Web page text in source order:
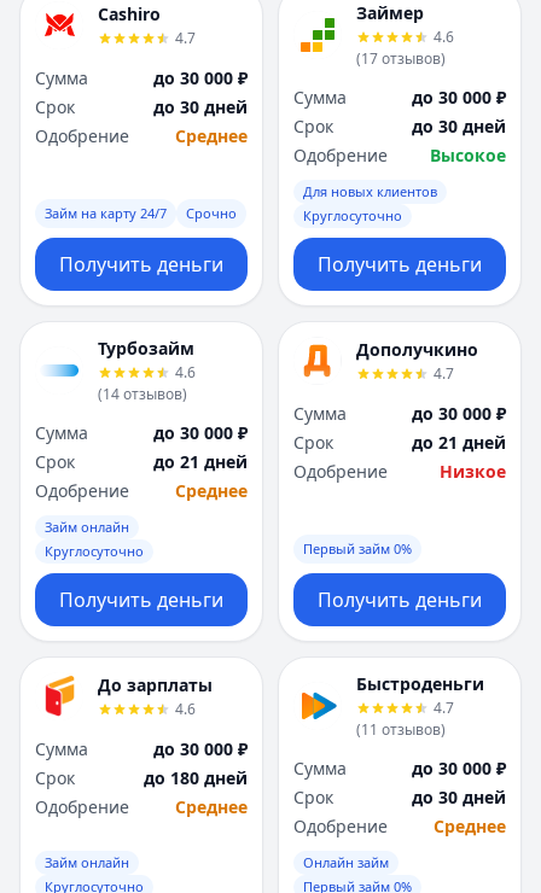
Cashiro
4.7
Сумма
до 30 000 ₽
Срок
до 30 дней
Одобрение
Среднее
Займ на карту 24/7 Срочно
Получить деньги
Займер
4.6
(17отзывов)
Сумма
до 30 000 ₽
Срок
до 30 дней
Одобрение
Высокое
Для новых клиентов
Круглосуточно
Получить деньги
Турбозайм
4.6
(14отзывов)
Сумма
до 30 000 ₽
Срок
до 21 дней
Одобрение
Среднее
Займ онлайн
Круглосуточно
Получить деньги
Дополучкино
4.7
Сумма
до 30 000 ₽
Срок
до 21 дней
Одобрение
Низкое
Первый займ 0%
Получить деньги
До зарплаты
4.6
Сумма
до 30 000 ₽
Срок
до 180 дней
Одобрение
Среднее
Займ онлайн
Круглосуточно
Быстроденьги
4.7
(11 отзывов)
Сумма
до 30 000 ₽
Срок
до 30 дней
Одобрение
Среднее
Онлайн займ
Первый займ 0%